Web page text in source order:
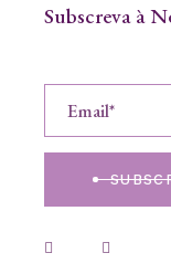
Subscreva à